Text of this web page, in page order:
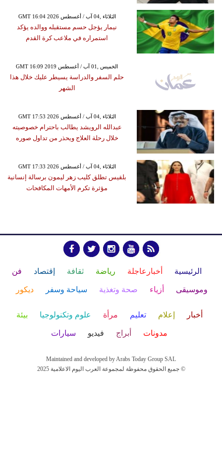
GMT 16:04 2026 الثلاثاء ,04 آب / أغسطس
نيمار يؤجل حسم مستقبله ووالده يؤكد
استمراره في ملاعب كرة القدم
GMT 16:09 2019 الخميس ,01 آب / أغسطس
حلم السفر والدراسة يسيطر عليك خلال هذا
الشهر
GMT 17:53 2026 الثلاثاء ,04 آب / أغسطس
عبدالله الرويشد يطالب باحترام خصوصيته
خلال رحلة العلاج ويحذر من تداول صوره
GMT 17:33 2026 الثلاثاء ,04 آب / أغسطس
بلقيس تطلق كليب زهر ليمون برسالة إنسانية
مؤثرة تكرم الأمهات المكافحات
الرئيسية أخبارعاجلة رياضة ثقافة إقتصاد فن
وموسيقى أزياء صحة وتغذية سياحة وسفر ديكور
أخبار إعلام تعليم مرأة علوم وتكنولوجيا بيئة
مدونات أبراج فيديو سيارات
Maintained and developed by Arabs Today Group SAL
جميع الحقوق محفوظة لمجموعة العرب اليوم الاعلامية 2025 ©